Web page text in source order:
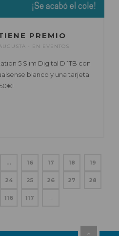
PREMIO
EN EVENTOS
5 Slim Digital D 1TB con
blanco y una tarjeta
… 16 17 18 19
24 25 26 27 28
116 117 →